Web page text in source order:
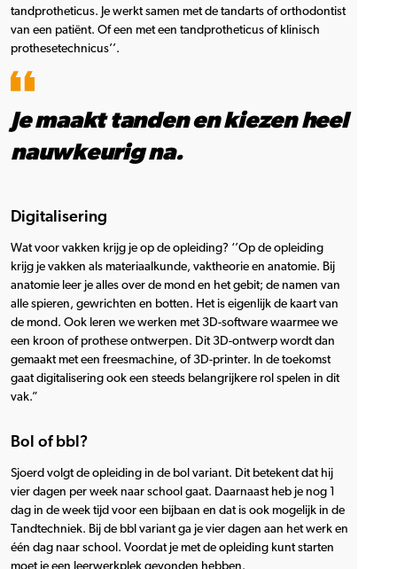
tandprotheticus. Je werkt samen met de tandarts of orthodontist
van een patiënt. Of een met een tandprotheticus of klinisch
prothesetechnicus’’.
Je maakt tanden en kiezen heel
nauwkeurig na.
Digitalisering
Wat voor vakken krijg je op de opleiding? ‘’Op de opleiding
krijg je vakken als materiaalkunde, vaktheorie en anatomie. Bij
anatomie leer je alles over de mond en het gebit; de namen van
alle spieren, gewrichten en botten. Het is eigenlijk de kaart van
de mond. Ook leren we werken met 3D-software waarmee we
een kroon of prothese ontwerpen. Dit 3D-ontwerp wordt dan
gemaakt met een freesmachine, of 3D-printer. In de toekomst
gaat digitalisering ook een steeds belangrijkere rol spelen in dit
vak.”
Bol of bbl?
Sjoerd volgt de opleiding in de bol variant. Dit betekent dat hij
vier dagen per week naar school gaat. Daarnaast heb je nog 1
dag in de week tijd voor een bijbaan en dat is ook mogelijk in de
Tandtechniek. Bij de bbl variant ga je vier dagen aan het werk en
één dag naar school. Voordat je met de opleiding kunt starten
moet je een leerwerkplek gevonden hebben.